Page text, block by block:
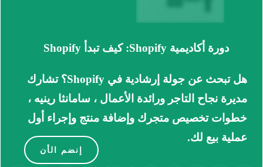
دورة أكاديمية Shopify: كيف تبدأ Shopify
هل تبحث عن جولة إرشادية في Shopify؟
تشارك
مديرة نجاح التاجر ورائدة الأعمال ، سامانثا رينيه ،
خطوات تخصيص متجرك وإضافة منتج وإجراء أول
عملية بيع لك.
إنضم الأن